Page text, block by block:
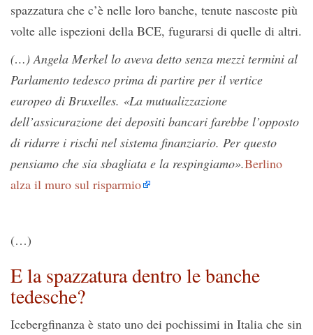
spazzatura che c’è nelle loro banche, tenute nascoste più
volte alle ispezioni della BCE, fugurarsi di quelle di altri.
(…) Angela Merkel lo aveva detto senza mezzi termini al
Parlamento tedesco prima di partire per il vertice
europeo di Bruxelles. «La mutualizzazione
dell’assicurazione dei depositi bancari farebbe l’opposto
di ridurre i rischi nel sistema finanziario. Per questo
pensiamo che sia sbagliata e la respingiamo».Berlino
alza il muro sul risparmio
(…)
E la spazzatura dentro le banche
tedesche?
Icebergfinanza è stato uno dei pochissimi in Italia che sin